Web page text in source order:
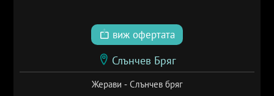
виж офертата
Слънчев Бряг
Жерави - Слънчев бряг